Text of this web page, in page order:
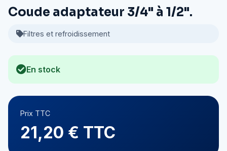
Coude adaptateur 3/4" à 1/2".
Filtres et refroidissement
En stock
Prix TTC
21,20 € TTC